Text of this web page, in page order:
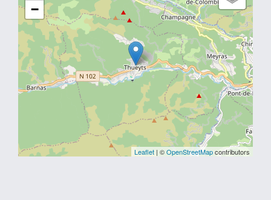
−
Leaflet | ©OpenStreetMapcontributors